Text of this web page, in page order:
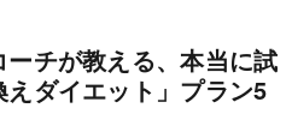
チが教える、本当に試
ダイエット」プラン5